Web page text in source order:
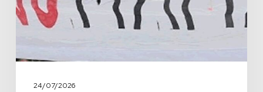
parole
24/07/2026